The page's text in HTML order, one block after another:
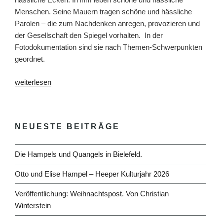
Menschen. Seine Mauern tragen schöne und hässliche
Parolen – die zum Nachdenken anregen, provozieren und
der Gesellschaft den Spiegel vorhalten. In der
Fotodokumentation sind sie nach Themen-Schwerpunkten
geordnet.
„Neukölln-
aus
Berliner
Kiez“
weiterlesen
NEUESTE BEITRÄGE
Die Hampels und Quangels in Bielefeld.
Otto und Elise Hampel – Heeper Kulturjahr 2026
Veröffentlichung: Weihnachtspost. Von Christian
Winterstein